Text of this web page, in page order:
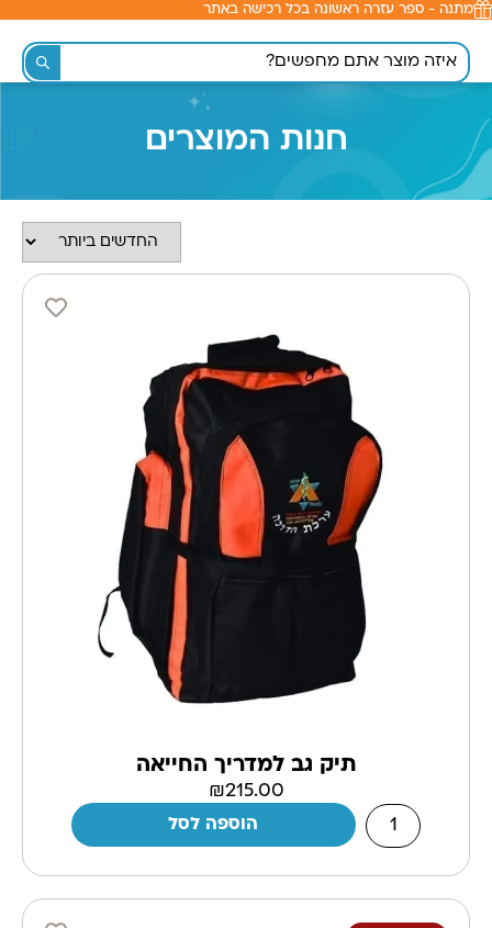
לתוכן
מתנה - ספר עזרה ראשונה בכל רכישה באתר
חנות המוצרים
תיק גב למדריך החייאה
₪215.00
הוספה לסל